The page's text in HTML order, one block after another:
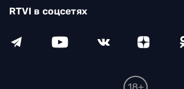
RTVI в соцсетях